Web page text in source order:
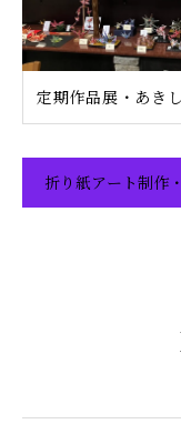
定期作品展・あき
折り紙アート制作